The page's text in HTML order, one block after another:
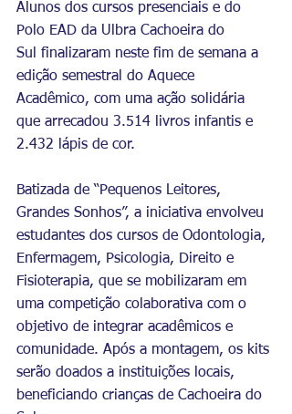
Alunos dos cursos presenciais e do
Polo EAD da Ulbra Cachoeira do
Sul finalizaram neste fim de semana a
edição semestral do Aquece
Acadêmico, com uma ação solidária
que arrecadou 3.514 livros infantis e
2.432 lápis de cor.
Batizada de “Pequenos Leitores,
Grandes Sonhos”, a iniciativa envolveu
estudantes dos cursos de Odontologia,
Enfermagem, Psicologia, Direito e
Fisioterapia, que se mobilizaram em
uma competição colaborativa com o
objetivo de integrar acadêmicos e
comunidade. Após a montagem, os kits
serão doados a instituições locais,
beneficiando crianças de Cachoeira do